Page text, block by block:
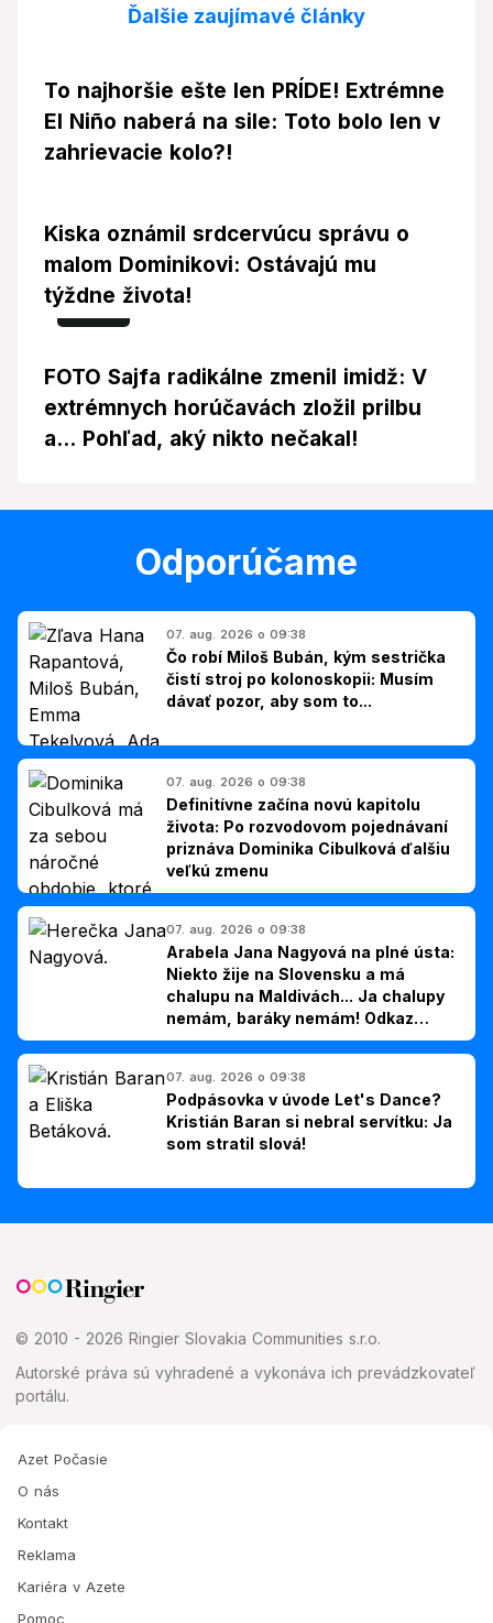
Ďalšie zaujímavé články
To najhoršie ešte len PRÍDE! Extrémne
El Niño naberá na sile: Toto bolo len v
zahrievacie kolo?!
Kiska oznámil srdcervúcu správu o
malom Dominikovi: Ostávajú mu
týždne života!
Foto
FOTO Sajfa radikálne zmenil imidž: V
extrémnych horúčavách zložil prilbu
a... Pohľad, aký nikto nečakal!
Odporúčame
07. aug. 2026 o 09:38
Čo robí Miloš Bubán, kým sestrička
čistí stroj po kolonoskopii: Musím
dávať pozor, aby som to...
07. aug. 2026 o 09:38
Definitívne začína novú kapitolu
života: Po rozvodovom pojednávaní
priznáva Dominika Cibulková ďalšiu
veľkú zmenu
07. aug. 2026 o 09:38
Arabela Jana Nagyová na plné ústa:
Niekto žije na Slovensku a má
chalupu na Maldivách... Ja chalupy
nemám, baráky nemám! Odkaz
Slovákom
07. aug. 2026 o 09:38
Podpásovka v úvode Let's Dance?
Kristián Baran si nebral servítku: Ja
som stratil slová!
© 2010 - 2026 Ringier Slovakia Communities s.r.o.
Autorské práva sú vyhradené a vykonáva ich prevádzkovateľ
portálu.
Azet Počasie
O nás
Kontakt
Reklama
Kariéra v Azete
Pomoc